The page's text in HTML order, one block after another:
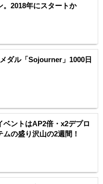
。2018年にスタートか
ダル「Sojourner」1000日
ベントはAP2倍・x2デプロ
ムの盛り沢山の2週間！